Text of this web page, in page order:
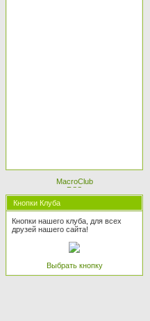
Кнопки Клуба
Кнопки нашего клуба, для всех
друзей нашего сайта!
Выбрать кнопку